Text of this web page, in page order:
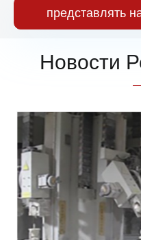
представлять
Новости
Как стойка для
хранение лодок
вейкборды
Посмотреть